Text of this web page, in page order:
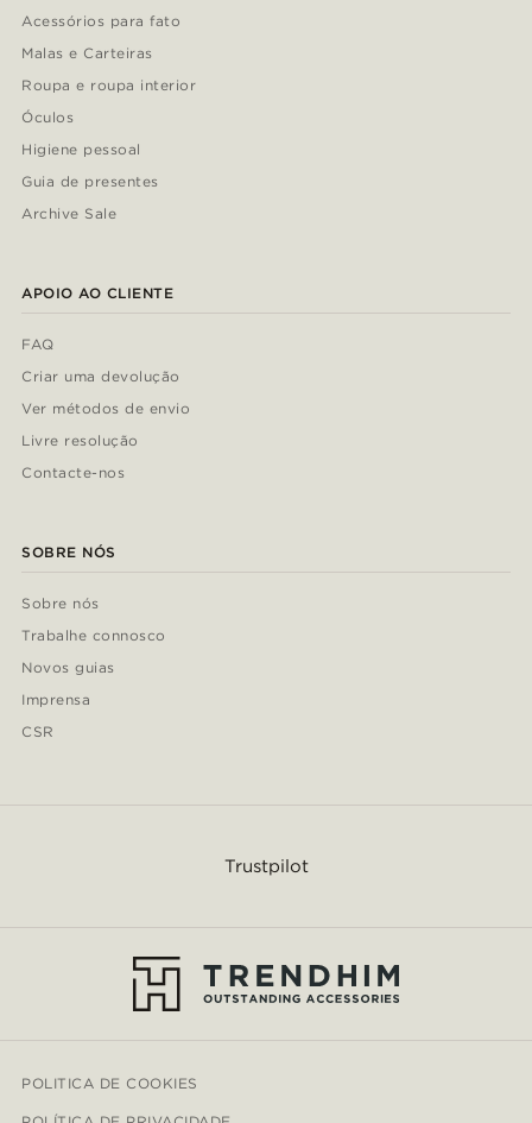
Acessórios para fato
Malas e Carteiras
Roupa e roupa interior
Óculos
Higiene pessoal
Guia de presentes
Archive Sale
APOIO AO CLIENTE
FAQ
Criar uma devolução
Ver métodos de envio
Livre resolução
Contacte-nos
SOBRE NÓS
Sobre nós
Trabalhe connosco
Novos guias
Imprensa
CSR
Trustpilot
POLITICA DE COOKIES